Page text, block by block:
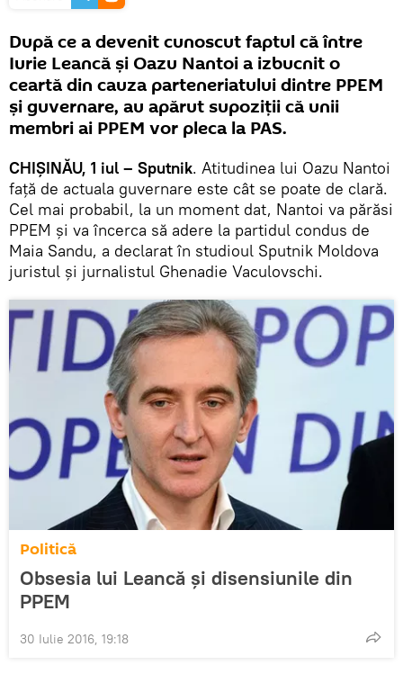
După ce a devenit cunoscut faptul că între
Iurie Leancă și Oazu Nantoi a izbucnit o
ceartă din cauza parteneriatului dintre PPEM
și guvernare, au apărut supoziții că unii
membri ai PPEM vor pleca la PAS.
CHIȘINĂU, 1 iul – Sputnik. Atitudinea lui Oazu Nantoi
față de actuala guvernare este cât se poate de clară.
Cel mai probabil, la un moment dat, Nantoi va părăsi
PPEM și va încerca să adere la partidul condus de
Maia Sandu, a declarat în studioul Sputnik Moldova
juristul și jurnalistul Ghenadie Vaculovschi.
Politică
Obsesia lui Leancă şi disensiunile din
PPEM
30 Iulie 2016, 19:18